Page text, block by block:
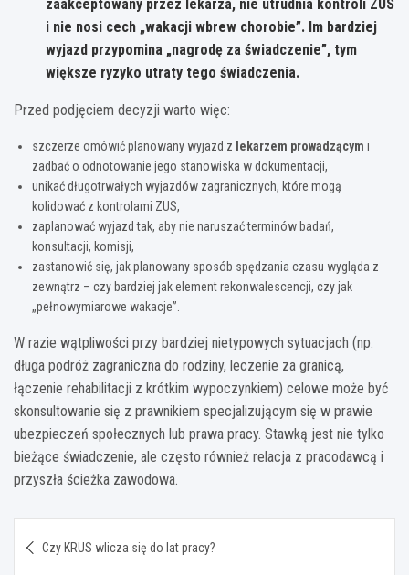
zaakceptowany przez lekarza, nie utrudnia kontroli ZUS
i nie nosi cech „wakacji wbrew chorobie”. Im bardziej
wyjazd przypomina „nagrodę za świadczenie”, tym
większe ryzyko utraty tego świadczenia.
Przed podjęciem decyzji warto więc:
szczerze omówić planowany wyjazd z lekarzem prowadzącym i
zadbać o odnotowanie jego stanowiska w dokumentacji,
unikać długotrwałych wyjazdów zagranicznych, które mogą
kolidować z kontrolami ZUS,
zaplanować wyjazd tak, aby nie naruszać terminów badań,
konsultacji, komisji,
zastanowić się, jak planowany sposób spędzania czasu wygląda z
zewnątrz – czy bardziej jak element rekonwalescencji, czy jak
„pełnowymiarowe wakacje”.
W razie wątpliwości przy bardziej nietypowych sytuacjach (np.
długa podróż zagraniczna do rodziny, leczenie za granicą,
łączenie rehabilitacji z krótkim wypoczynkiem) celowe może być
skonsultowanie się z prawnikiem specjalizującym się w prawie
ubezpieczeń społecznych lub prawa pracy. Stawką jest nie tylko
bieżące świadczenie, ale często również relacja z pracodawcą i
przyszła ścieżka zawodowa.
wpisu
Czy KRUS wlicza się do lat pracy?